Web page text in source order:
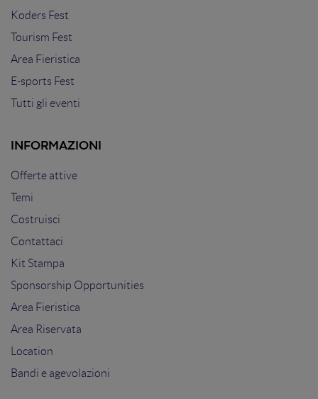
Koders Fest
Tourism Fest
Area Fieristica
E-sports Fest
Tutti gli eventi
INFORMAZIONI
Offerte attive
Temi
Costruisci
Contattaci
Kit Stampa
Sponsorship Opportunities
Area Fieristica
Area Riservata
Location
Bandi e agevolazioni